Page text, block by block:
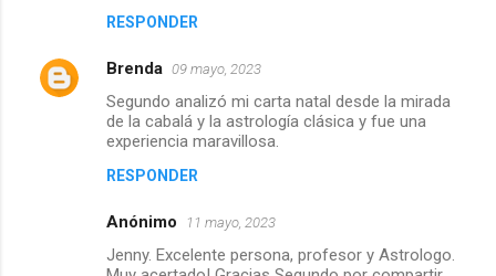
RESPONDER
Brenda 09 mayo, 2023
Segundo analizó mi carta natal desde la mirada
de la cabalá y la astrología clásica y fue una
experiencia maravillosa.
RESPONDER
Anónimo 11 mayo, 2023
Jenny. Excelente persona, profesor y Astrologo.